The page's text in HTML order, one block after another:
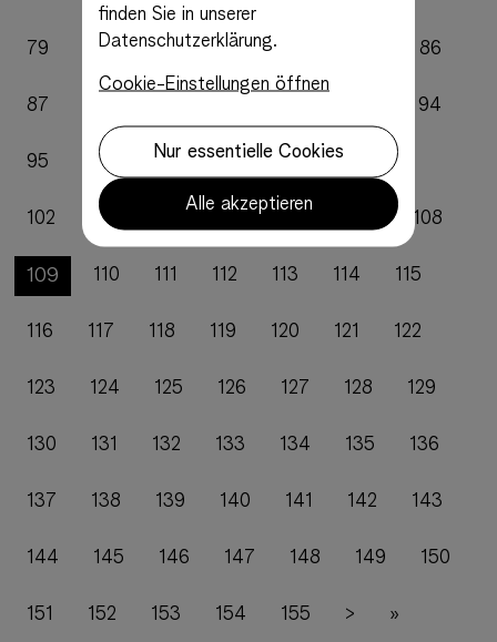
79 80 81 82 83 86
87 94
95 96 97 98 99 100 101
102 103 108
109 110 111 112 113 114 115
116 117 118 119 120 121 122
123 124 125 126 127 128 129
130 131 132 133 134 135 136
137 138 139 140 141 142 143
144 145 146 147 148 149 150
151 152 153 154 155 > »
finden Sie in unserer
Datenschutzerklärung.
Cookie-Einstellungen öffnen
Nur essentielle Cookies
Alle akzeptieren